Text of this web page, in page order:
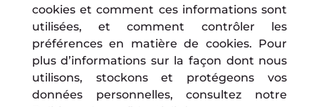
cookies et comment ces informations sont
utilisées, et comment contrôler les
préférences en matière de cookies. Pour
plus d’informations sur la façon dont nous
utilisons, stockons et protégeons vos
données personnelles, consultez notre